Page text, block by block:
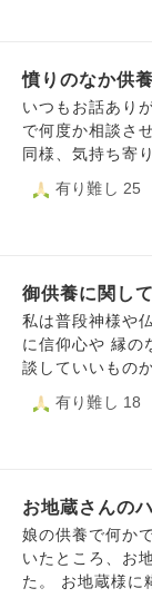
ました。採用す
い状態です。殺
に正規ではなく
てしまいます。
し気が引けます
の方の霊、そし
報われるのかを知りた
すが、原爆や空
がはたして成仏
と現世の人は軽
になるのでしょ
す。 また仏教では因果応報を説きますが、凄まじい事件で
死んだ人間は報
も餓鬼界で成仏
憤りのなか供
いつもお話あり
で何度か相談さ
同様、気持ち寄り添
高額の借金があ
た。父と母の思
盆の時期ご先祖
しくて仕方あり
が情けないです
よいでしょうか?
有り難し 25
御供養に関して
私は普段神様や
に信仰心や 縁の
談していいもの
生の間に 繰り
大半が焼けてし
たら… そう思っ
くと頭に空襲警
る精一杯の事が
るのです せめて
有り難し 18
お地蔵さんの
娘の供養で何か
いたところ、お
た。 お地蔵様に